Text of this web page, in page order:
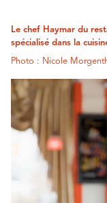
Le chef Haymar du
spécialisé dans la
Photo : Nicole